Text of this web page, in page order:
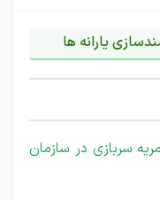
یارانه ها
سربازی در سازمان